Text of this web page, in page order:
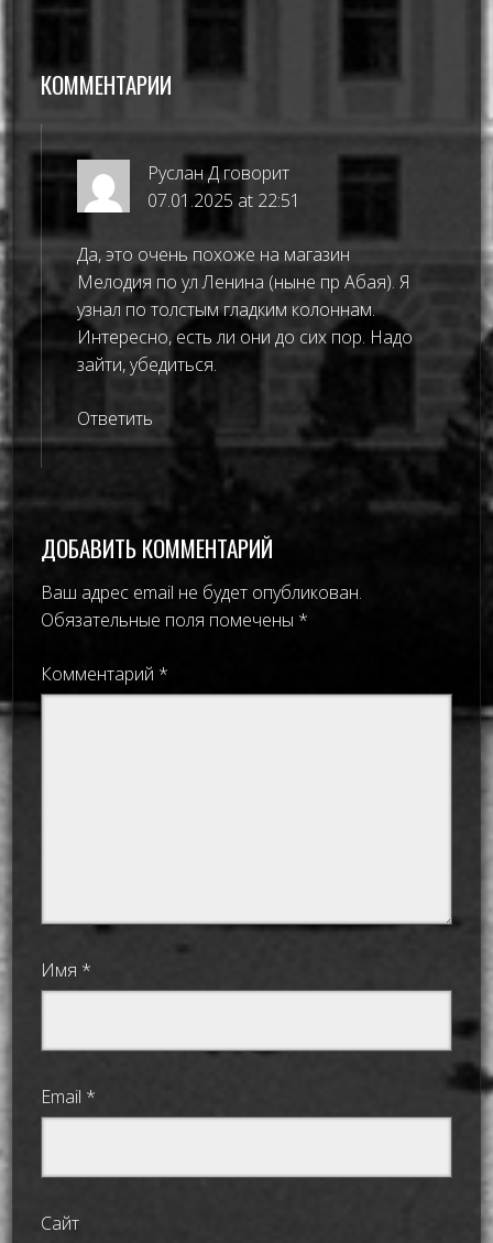
КОММЕНТАРИИ
Руслан Д говорит
07.01.2025 at 22:51
Да, это очень похоже на магазин
Мелодия по ул Ленина (ныне пр Абая). Я
узнал по толстым гладким колоннам.
Интересно, есть ли они до сих пор. Надо
зайти, убедиться.
Ответить
ДОБАВИТЬ КОММЕНТАРИЙ
Ваш адрес email не будет опубликован.
Обязательные поля помечены *
Комментарий *
Имя *
Email *
Сайт